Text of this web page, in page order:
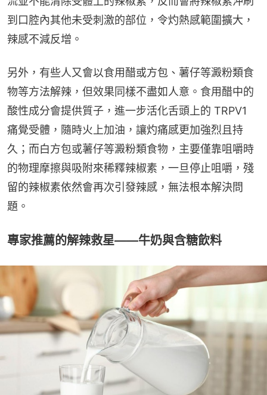
到口腔內其他未受刺激的部位，令灼熱感範圍擴大，
辣感不減反增。
另外，有些人又會以食用醋或方包、薯仔等澱粉類食
物等方法解辣，但效果同樣不盡如人意。食用醋中的
酸性成分會提供質子，進一步活化舌頭上的 TRPV1
痛覺受體，隨時火上加油，讓灼痛感更加強烈且持
久；而白方包或薯仔等澱粉類食物，主要僅靠咀嚼時
的物理摩擦與吸附來稀釋辣椒素，一旦停止咀嚼，殘
留的辣椒素依然會再次引發辣感，無法根本解決問
題。
專家推薦的解辣救星——牛奶與含糖飲料